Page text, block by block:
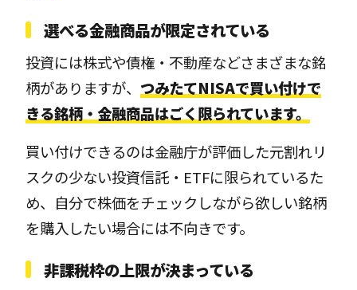
選べる金融商品が限定されている
投資には株式や債権・不動産などさまざまな銘
柄がありますが、 つみたてNISAで買い付けで
きる銘柄・金融商品はごく限られています。
買い付けできるのは金融庁が評価した元割れリ
スクの少ない投資信託・ETFに限られているた
め、自分で株価をチェックしながら欲しい銘柄
を購入したい場合には不向きです。
非課税枠の上限が決まっている